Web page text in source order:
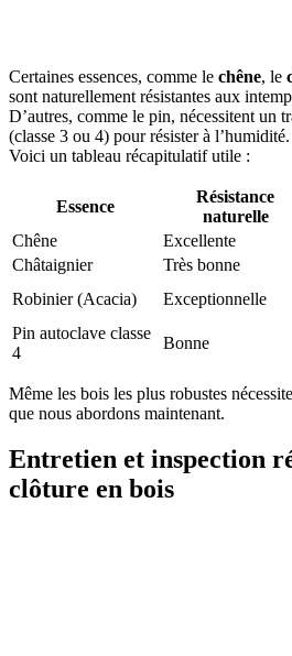
Certaines essences, comme le chêne, le
sont naturellement résistantes aux
D’autres, comme le pin, nécessitent un
(classe 3 ou 4) pour résister à l’humidité.
Voici un tableau récapitulatif utile :
Essence
Résistance
naturelle
Chêne
Excellente
Châtaignier
Très bonne
Robinier (Acacia)
Exceptionnelle
Pin autoclave classe
4
Bonne
Même les bois les plus robustes
que nous abordons maintenant.
Entretien et inspection
clôture en bois